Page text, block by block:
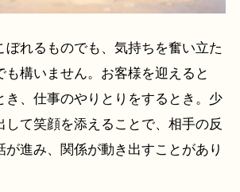
ぼれるものでも、気持ちを奮い立た
も構いません。お客様を迎えると
き、仕事のやりとりをするとき。少
して笑顔を添えることで、相手の反
が進み、関係が動き出すことがあり